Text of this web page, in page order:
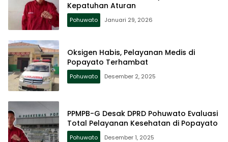
Kepatuhan Aturan
Pohuwato Januari 29, 2026
Oksigen Habis, Pelayanan Medis di
Popayato Terhambat
Pohuwato Desember 2, 2025
PPMPB-G Desak DPRD Pohuwato Evaluasi
Total Pelayanan Kesehatan di Popayato
Pohuwato Desember 1, 2025